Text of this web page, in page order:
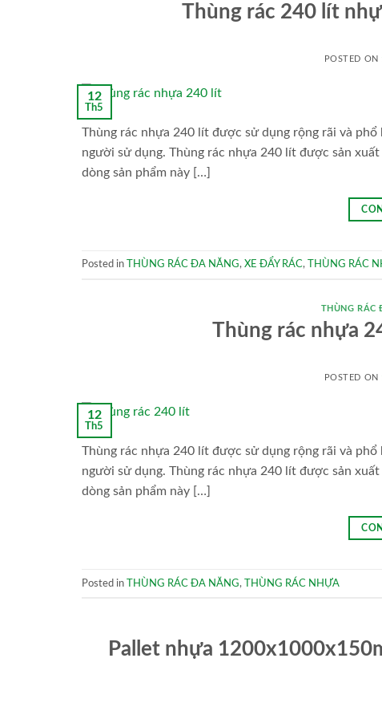
Thùng rác 240 lít
POSTED ON
12
Th5
Thùng rác nhựa 240 lít được sử dụng rộng rãi và
người sử dụng. Thùng rác nhựa 240 lít được sản
dòng sản phẩm này […]
Posted in THÙNG RÁC ĐA NĂNG, XE ĐẨY RÁC, THÙNG RÁC
THÙNG RÁC
Thùng rác nhựa
POSTED ON
12
Th5
Thùng rác nhựa 240 lít được sử dụng rộng rãi và
người sử dụng. Thùng rác nhựa 240 lít được sản
dòng sản phẩm này […]
Posted in THÙNG RÁC ĐA NĂNG, THÙNG RÁC NHỰA
Pallet nhựa